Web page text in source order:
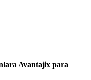
Avantajix para